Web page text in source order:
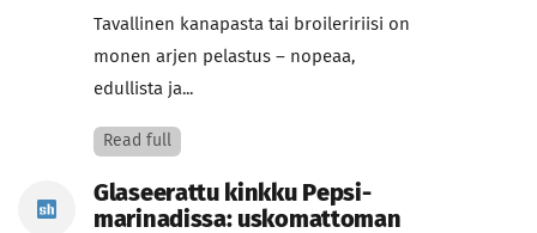
Tavallinen kanapasta tai broileririisi on
monen arjen pelastus – nopeaa,
edullista ja...
Read full
Glaseerattu kinkku Pepsi-
marinadissa: uskomattoman